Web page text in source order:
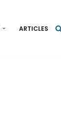
ARTICLES